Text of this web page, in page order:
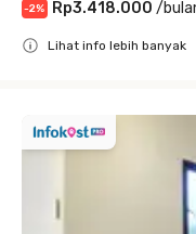
-2% Rp3.418.000 /
Lihat info lebih banyak